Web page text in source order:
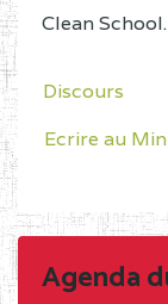
Clean School.
Discours
Ecrire au
Agenda